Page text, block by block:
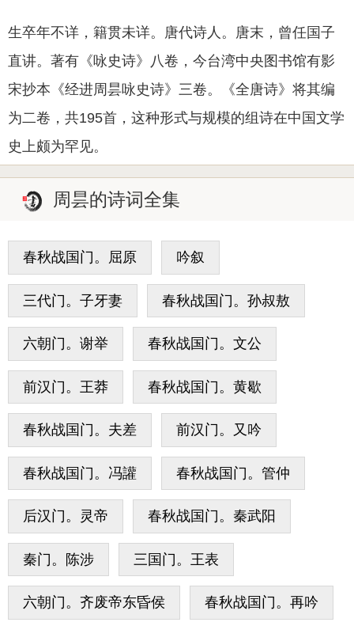
生卒年不详，籍贯未详。唐代诗人。唐末，曾任国子
直讲。著有《咏史诗》八卷，今台湾中央图书馆有影
宋抄本《经进周昙咏史诗》三卷。《全唐诗》将其编
为二卷，共195首，这种形式与规模的组诗在中国文学
史上颇为罕见。
周昙的诗词全集
春秋战国门。屈原 吟叙
三代门。子牙妻 春秋战国门。孙叔敖
六朝门。谢举 春秋战国门。文公
前汉门。王莽 春秋战国门。黄歇
春秋战国门。夫差 前汉门。又吟
春秋战国门。冯讙 春秋战国门。管仲
后汉门。灵帝 春秋战国门。秦武阳
秦门。陈涉 三国门。王表
六朝门。齐废帝东昏侯 春秋战国门。再吟